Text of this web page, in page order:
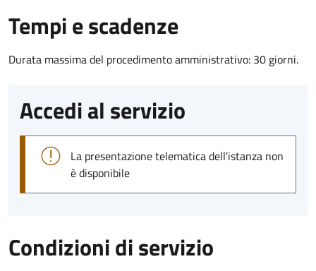
Tempi e scadenze
Durata massima del procedimento amministrativo: 30 giorni.
Accedi al servizio
La presentazione telematica dell'istanza non
è disponibile
Condizioni di servizio